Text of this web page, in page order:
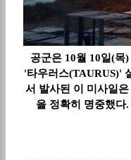
공군은 10월 10일(목
'타우러스(TAURUS)'
서 발사된 이 미사일
을 정확히 명중했다